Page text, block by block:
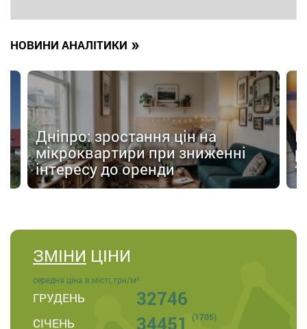
НОВИНИ АНАЛІТИКИ »
Дніпро: зростання цін на
мікроквартири при зниженні
інтересу до оренди
ЗМІНИ ЦІНИ
середня ціна в місті, грн/м²
ГРУДЕНЬ 32746
СІЧЕНЬ 34451 (1705)